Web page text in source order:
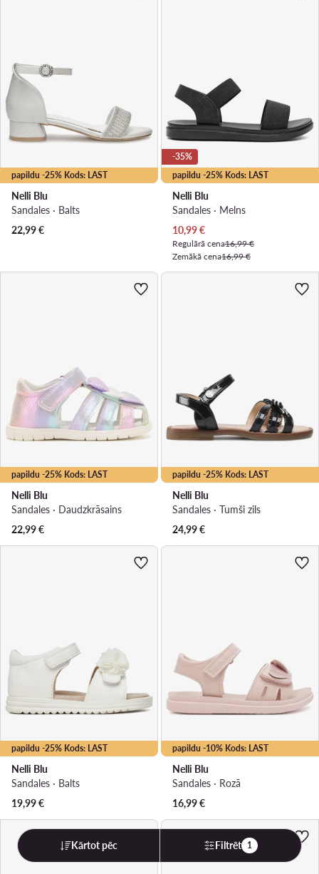
papildu -25% Kods: LAST
Nelli Blu
Sandales · Balts
22,99€
papildu -25% Kods: LAST
-35%
Nelli Blu
Sandales · Melns
Pašreizējā cena
10,99€
Regulārā cena16,99 €
Zemākā cena16,99 €
papildu -25% Kods: LAST
Nelli Blu
Sandales · Daudzkrāsains
22,99€
papildu -25% Kods: LAST
Nelli Blu
Sandales · Tumši zils
24,99€
papildu -25% Kods: LAST
Nelli Blu
Sandales · Balts
19,99€
papildu -10% Kods: LAST
Nelli Blu
Sandales · Rozā
16,99€
Kārtot pēc Filtrēt 1